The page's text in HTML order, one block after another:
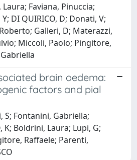
Faviana, Pinuccia;
DI QUIRICO, D; Donati, V;
Galleri, D; Materazzi,
Miccoli, Paolo; Pingitore,
brain oedema:
factors and pial
S; Fontanini, Gabriella;
K; Boldrini, Laura; Lupi, G;
Raffaele; Parenti,